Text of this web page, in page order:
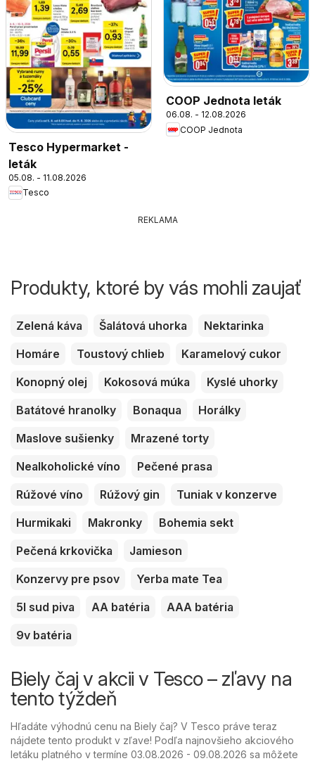
Tesco Hypermarket -
leták
05.08. - 11.08.2026
Tesco
COOP Jednota leták
06.08. - 12.08.2026
COOP Jednota
REKLAMA
Produkty, ktoré by vás mohli zaujať
Zelená káva Šalátová uhorka
Nektarinka
Homáre
Toustový chlieb
Karamelový cukor
Konopný olej
Kokosová múka
Kyslé uhorky
Batátové hranolky
Bonaqua
Horálky
Maslove sušienky
Mrazené torty
Nealkoholické víno
Pečené prasa
Rúžové víno
Rúžový gin
Tuniak v konzerve
Hurmikaki
Makronky
Bohemia sekt
Pečená krkovička
Jamieson
Konzervy pre psov
Yerba mate Tea
5l sud piva
AA batéria
AAA batéria
9v batéria
Biely čaj v akcii v Tesco – zľavy na
tento týždeň
Hľadáte výhodnú cenu na Biely čaj? V Tesco práve teraz
nájdete tento produkt v zľave! Podľa najnovšieho akciového
letáku platného v termíne 03.08.2026 - 09.08.2026 sa môžete